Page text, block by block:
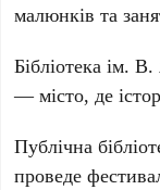
малюнків та
Бібліотека ім.
— місто, де
Публічна
проведе